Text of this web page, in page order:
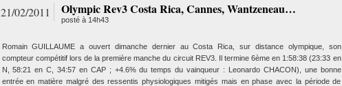
21/02/2011 Olympic Rev3 Costa Rica, Cannes, Wantzeneau…
posté à 14h43
Romain GUILLAUME a ouvert dimanche dernier au Costa Rica, sur distance olympique, son
compteur compétitif lors de la première manche du circuit REV3. Il termine 6ème en 1:58:38 (23:33 en
N, 58:21 en C, 34:57 en CAP ; +4.6% du temps du vainqueur : Leonardo CHACON), une bonne
entrée en matière malgré des ressentis physiologiques mitigés mais en phase avec la période de